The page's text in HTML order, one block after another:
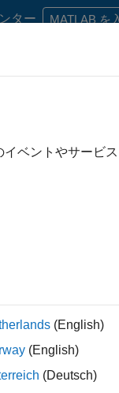
ター MATLAB を
イド セールス セー
の地域ですべて
ベントやサービ
(English)
(English)
(Deutsch)